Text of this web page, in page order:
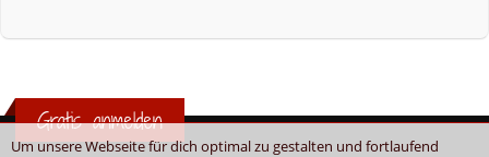
Um unsere Webseite für dich optimal zu gestalten und fortlaufend
Gratis anmelden